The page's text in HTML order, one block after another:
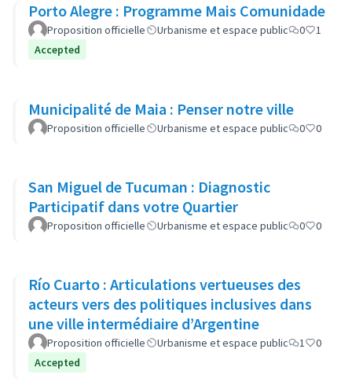
Porto Alegre : Programme Mais Comunidade
Proposition officielle Urbanisme et espace public 0
1
Accepted
Municipalité de Maia : Penser notre ville
Proposition officielle Urbanisme et espace public 0 0
San Miguel de Tucuman : Diagnostic
Participatif dans votre Quartier
Proposition officielle Urbanisme et espace public 0 0
Río Cuarto : Articulations vertueuses des
acteurs vers des politiques inclusives dans
une ville intermédiaire d’Argentine
Proposition officielle Urbanisme et espace public 1
0
Accepted